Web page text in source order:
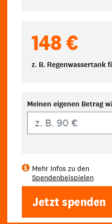
148 €
z. B. Regenwassertank
Meinen eigenen Betrag
Mehr Infos zu den
Spendenbeispielen
Jetzt spenden